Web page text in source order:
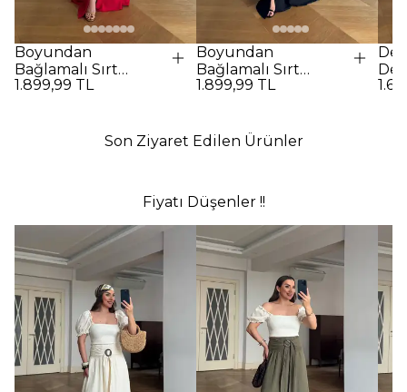
Boyundan
Bağlamalı Sırt
Dekolteli Uzun
1.899,99 TL
Boyundan
Bağlamalı Sırt
Dekolteli Uzun
1.899,99 TL
Son Ziyaret Edilen Ürünler
Fiyatı Düşenler !!